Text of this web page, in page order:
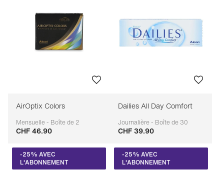
AirOptix Colors
Mensuelle - Boîte de 2
Adaptable
CHF 46.90
Dailies All Day Comfort
Journalière - Boîte de 30
Adaptable
CHF 39.90
-25% AVEC
L'ABONNEMENT
-25% AVEC
L'ABONNEMENT